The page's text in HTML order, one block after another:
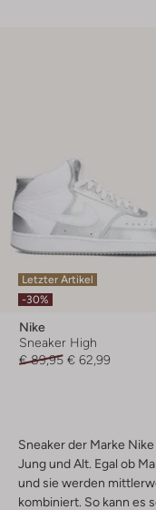
Letzter Artikel
-30%
Nike
Sneaker High
€ 89,95 € 62,99
Sneaker der Marke
Jung und Alt. Egal ob
und sie werden
kombiniert. So kann es